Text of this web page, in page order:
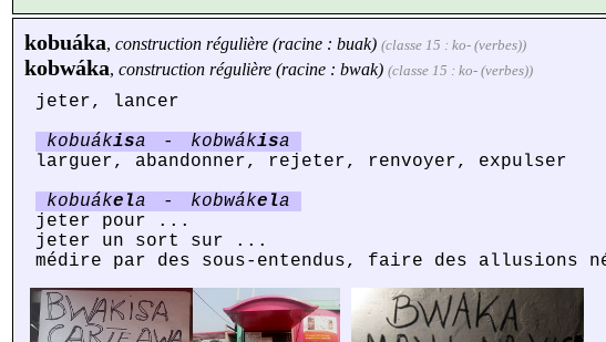
kobuáka, construction régulière (racine : buak) (classe 15 : ko- (verbes))
kobwáka, construction régulière (racine : bwak) (classe 15 : ko- (verbes))
jeter, lancer
kobuákisa - kobwákisa
larguer, abandonner, rejeter, renvoyer, expulser
kobuákela - kobwákela
jeter pour ...
jeter un sort sur ...
médire par des sous-entendus, faire des allusions